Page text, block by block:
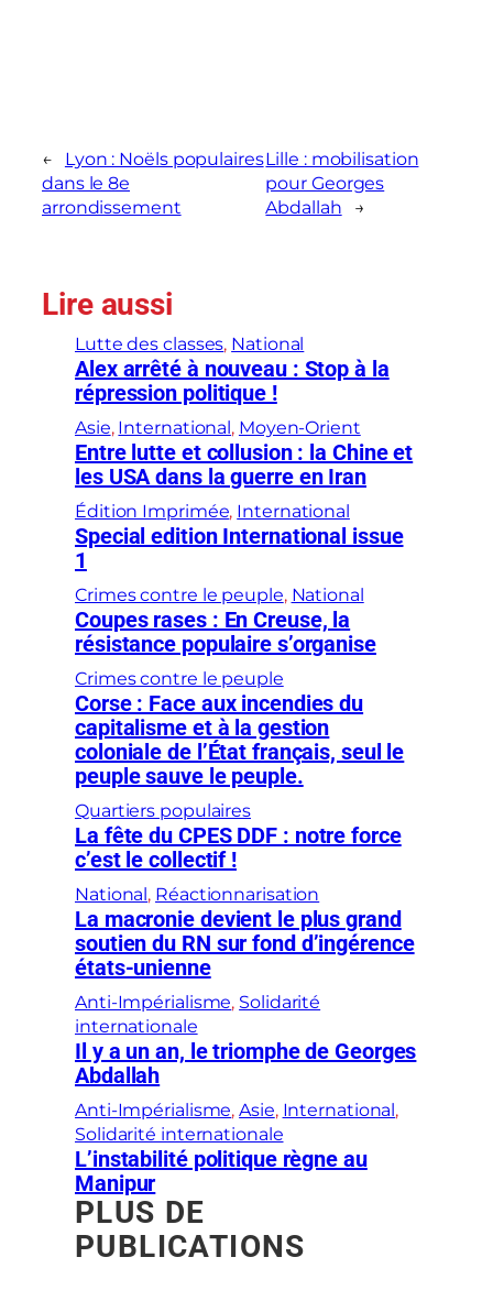
←
Lyon : Noëls populaires
dans le 8e
arrondissement
Lille : mobilisation
pour Georges
Abdallah
→
Lire aussi
Lutte des classes, National
Alex arrêté à nouveau : Stop à la
répression politique !
Asie, International , Moyen-Orient
Entre lutte et collusion : la Chine et
les USA dans la guerre en Iran
Édition Imprimée, International
Special edition International issue
1
Crimes contre le peuple, National
Coupes rases : En Creuse, la
résistance populaire s’organise
Crimes contre le peuple
Corse : Face aux incendies du
capitalisme et à la gestion
coloniale de l’État français, seul le
peuple sauve le peuple.
Quartiers populaires
La fête du CPES DDF : notre force
c’est le collectif !
National , Réactionnarisation
La macronie devient le plus grand
soutien du RN sur fond d’ingérence
états-unienne
Anti-Impérialisme, Solidarité
internationale
Il y a un an, le triomphe de Georges
Abdallah
Anti-Impérialisme, Asie, International
Solidarité internationale
L’instabilité politique règne au
Manipur
PLUS DE
PUBLICATIONS